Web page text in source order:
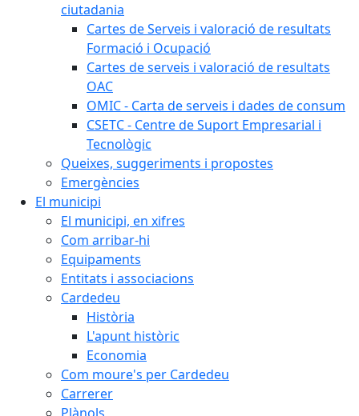
ciutadania
Cartes de Serveis i valoració de resultats
Formació i Ocupació
Cartes de serveis i valoració de resultats
OAC
OMIC - Carta de serveis i dades de consum
CSETC - Centre de Suport Empresarial i
Tecnològic
Queixes, suggeriments i propostes
Emergències
El municipi
El municipi, en xifres
Com arribar-hi
Equipaments
Entitats i associacions
Cardedeu
Història
L'apunt històric
Economia
Com moure's per Cardedeu
Carrerer